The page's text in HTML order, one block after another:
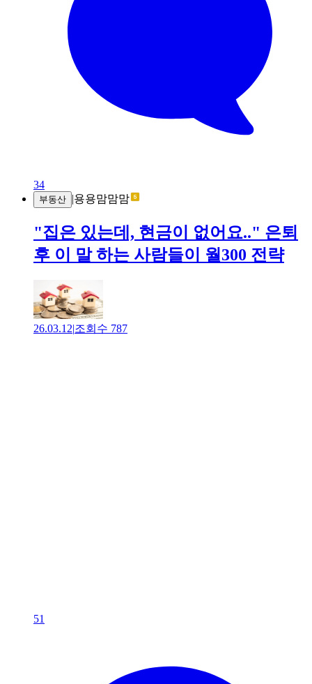
34
부동산 |용용맘맘맘
"집은 있는데, 현금이 없어요.." 은퇴
후 이 말 하는 사람들이 월300 전략
26.03.12|조회수 787
51